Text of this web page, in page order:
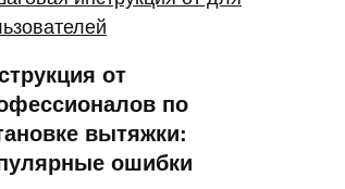
от
по
вытяжки:
ошибки